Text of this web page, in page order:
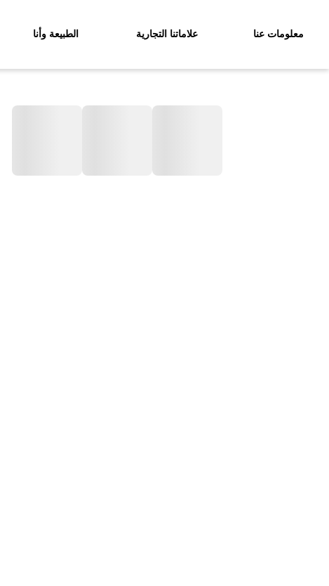
معلومات عنا علاماتنا التجارية الطبيعة وأنا